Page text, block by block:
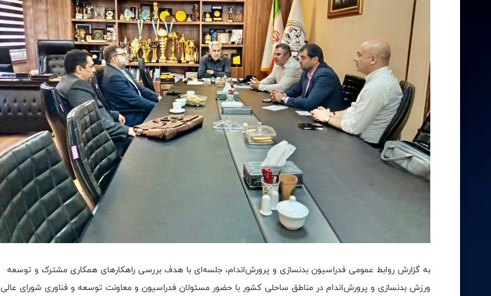
به گزارش روابط عمومی فدراسیون بدنسازی و پرورش‌اندام، جلسه‌ای با هدف بررسی راهکارهای همکاری مشترک و توسعه
ورزش بدنسازی و پرورش‌اندام در مناطق ساحلی کشور با حضور مسئولان فدراسیون و معاونت توسعه و فناوری شورای عالی